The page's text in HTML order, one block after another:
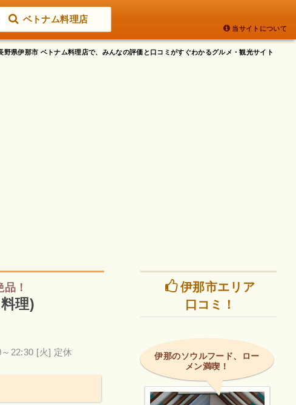
ベトナム料理店
当サイトについて
野県伊那市 ベトナム料理店で、みんなの評価と口コミがすぐわかるグルメ・観光サイト
！
理)
22:30 [火] 定休
伊那市エリア
口コミ！
伊那のソウルフード、ロー
メン満喫！